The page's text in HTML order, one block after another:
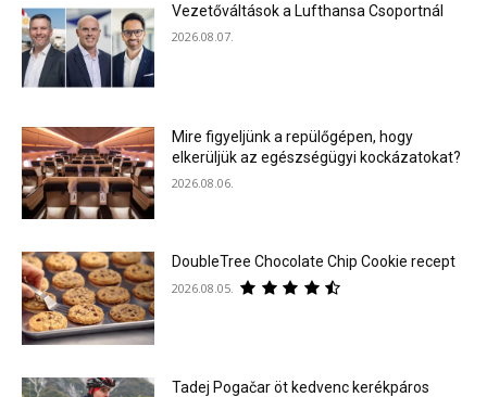
Vezetőváltások a Lufthansa Csoportnál
2026.08.07.
Mire figyeljünk a repülőgépen, hogy
elkerüljük az egészségügyi kockázatokat?
2026.08.06.
DoubleTree Chocolate Chip Cookie recept
2026.08.05.
Tadej Pogačar öt kedvenc kerékpáros